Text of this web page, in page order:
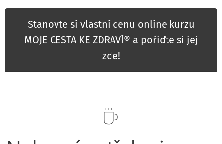
Stanovte si vlastní cenu online kurzu
MOJE CESTA KE ZDRAVÍ® a pořiďte si jej
zde!